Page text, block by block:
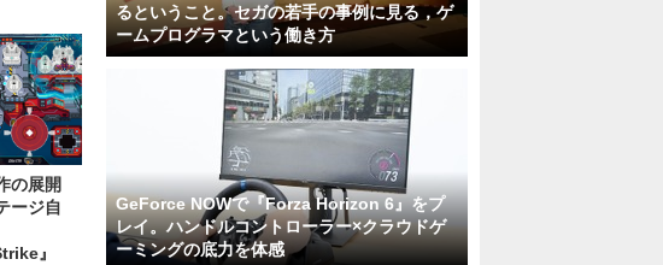
の展開
ージ自
』
るということ。セガの若手の事例に見る，ゲ
ームプログラマという働き方
GeForce NOWで『Forza Horizon 6』をプ
レイ。ハンドルコントローラー×クラウドゲ
ーミングの底力を体感